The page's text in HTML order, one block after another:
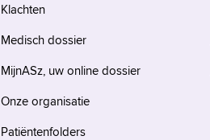
Klachten
Medisch dossier
MijnASz, uw online dossier
Onze organisatie
Patiëntenfolders